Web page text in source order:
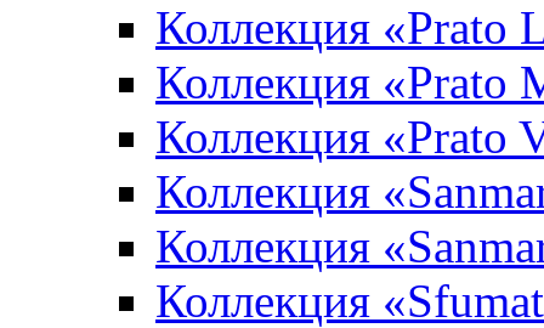
Коллекция «Prato
Коллекция «Prato
Коллекция «Prato
Коллекция
Коллекция
Коллекция